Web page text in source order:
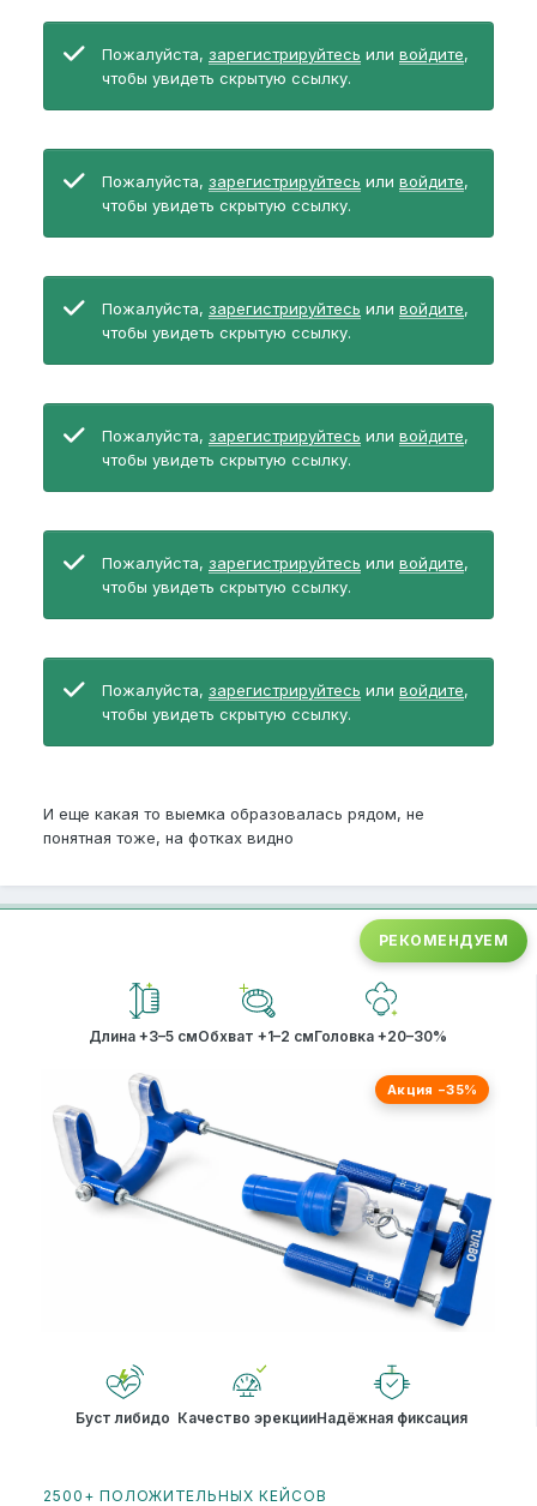
Пожалуйста, зарегистрируйтесь или войдите,
чтобы увидеть скрытую ссылку.
Пожалуйста, зарегистрируйтесь или войдите,
чтобы увидеть скрытую ссылку.
Пожалуйста, зарегистрируйтесь или войдите,
чтобы увидеть скрытую ссылку.
Пожалуйста, зарегистрируйтесь или войдите,
чтобы увидеть скрытую ссылку.
Пожалуйста, зарегистрируйтесь или войдите,
чтобы увидеть скрытую ссылку.
Пожалуйста, зарегистрируйтесь или войдите,
чтобы увидеть скрытую ссылку.
И еще какая то выемка образовалась рядом, не
понятная тоже, на фотках видно
РЕКОМЕНДУЕМ
Длина +3–5 смОбхват +1–2 смГоловка +20–30%
Акция −35%
Буст либидо Качество эрекцииНадёжная фиксация
2500+ ПОЛОЖИТЕЛЬНЫХ КЕЙСОВ